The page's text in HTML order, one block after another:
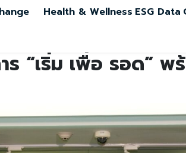
Health & Wellness ESG Data
“เริ่ม เพื่อ รอด” พ